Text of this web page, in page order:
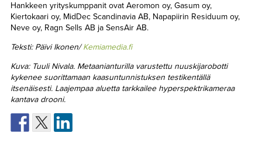
Hankkeen yrityskumppanit ovat Aeromon oy, Gasum oy,
Kiertokaari oy, MidDec Scandinavia AB, Napapiirin Residuum oy,
Neve oy, Ragn Sells AB ja SensAir AB.
Teksti: Päivi Ikonen/Kemiamedia.fi
Kuva: Tuuli Nivala. Metaanianturilla varustettu nuuskijarobotti
kykenee suorittamaan kaasuntunnistuksen testikentällä
itsenäisesti. Laajempaa aluetta tarkkailee hyperspektrikameraa
kantava drooni.